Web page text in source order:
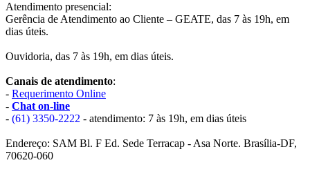
Atendimento presencial:
Gerência de Atendimento ao Cliente – GEATE, das 7 às 19h, em
dias úteis.
Ouvidoria, das 7 às 19h, em dias úteis.
Canais de atendimento:
- Requerimento Online
- Chat on-line
- (61) 3350-2222 - atendimento: 7 às 19h, em dias úteis
Endereço: SAM Bl. F Ed. Sede Terracap - Asa Norte. Brasília-DF,
70620-060